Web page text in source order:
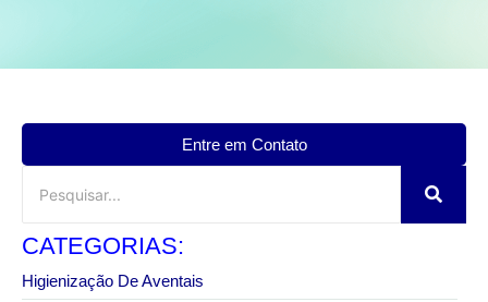
Entre em Contato
CATEGORIAS:
Higienização De Aventais